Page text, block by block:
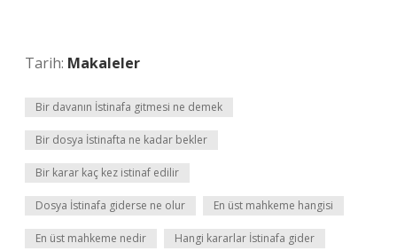
Tarih: Makaleler
Bir davanın İstinafa gitmesi ne demek
Bir dosya İstinafta ne kadar bekler
Bir karar kaç kez istinaf edilir
Dosya İstinafa giderse ne olur En üst mahkeme hangisi
En üst mahkeme nedir Hangi kararlar İstinafa gider